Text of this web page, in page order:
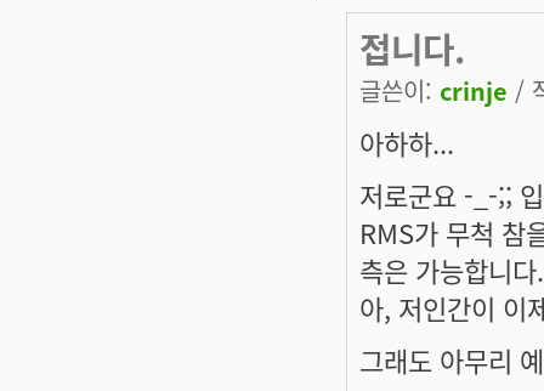
접니다.
글쓴이: crinje /
아하하...
저로군요 -_-;;
RMS가 무척 참
측은 가능합니다.
아, 저인간이 이
그래도 아무리